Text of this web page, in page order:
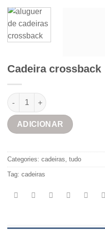
Cadeira crossback
Cadeira crossback quantidade
ADICIONAR
Categories: cadeiras tudo
Tag: cadeiras